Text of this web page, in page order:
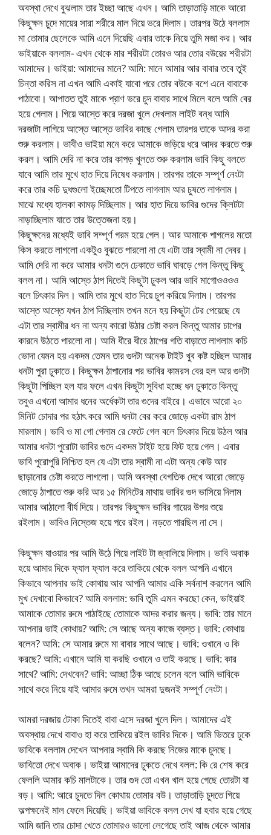
অবস্থা দেখে বুঝলাম তার ইচ্ছা আছে এখন। আমি তাড়াতাড়ি মাকে আরো
কিছুক্ষন চুদে মায়ের সারা শরীরে মাল দিয়ে ভরে দিলাম। তারপর উঠে বললাম
মা তোমার ছেলেকে আমি এনে দিয়েছি এবার তাকে নিয়ে তুমি মজা কর। আর
ভাইয়াকে বললাম- এখন থেকে মার শরীরটা তোরও আর তোর বউয়ের শরীরটা
আমাদের। ভাইয়া: আমাদের মানে? আমি: মানে আমার আর বাবার তবে তুই
চিন্তা করিস না এখন আমি একাই যাবো পরে তোর বউকে বশে এনে বাবাকে
পাঠাবো। আপাতত তুই মাকে প্রাণ ভরে চুদ বাবার সাথে মিলে বলে আমি বের
হয়ে গেলাম। গিয়ে আস্তে করে দরজা খুলে দেখলাম লাইট বন্ধ আমি
দরজাটা লাগিয়ে আস্তে আস্তে ভাবির কাছে গেলাম তারপর তাকে আদর করা
শুরু করলাম। ভাবীও ভাইয়া মনে করে আমাকে জড়িয়ে ধরে আদর করতে শুরু
করল। আমি দেরি না করে তার কাপড় খুলতে শুরু করলাম ভাবি কিছু বলতে
যাবে আমি তার মুখে হাত দিয়ে নিষেধ করলাম। তারপর তাকে সম্পূর্ণ নেংটা
করে তার কচি দুধগুলো ইচ্ছেমতো টিপতে লাগলাম আর চুষতে লাগলাম।
মাঝে মধ্যে হালকা কামড় দিচ্ছিলাম। আর হাত দিয়ে ভাবির গুদের ক্লিটটা
নাড়াচ্ছিলাম যাতে তার উত্তেজনা হয়।
কিছুক্ষনের মধ্যেই ভাবি সম্পূর্ণ গরম হয়ে গেল। আর আমাকে পাগলের মতো
কিস করতে লাগলো একটুও বুঝতে পারলো না যে এটা তার স্বামী না দেবর।
আমি দেরি না করে আমার ধনটা গুদে ঢেকাতে ভাবি ঘাবড়ে গেল কিন্তু কিছু
বলল না। আমি আস্তে ঠাপ দিতেই কিছুটা ঢুকল আর ভাবি মাগোওওওও
বলে চিৎকার দিল। আমি তার মুখে হাত দিয়ে চুপ করিয়ে দিলাম। তারপর
আস্তে আস্তে যখন ঠাপ দিচ্ছিলাম তখন মনে হয় কিছুটা টের পেয়েছে যে
এটা তার স্বামীর ধন না অন্য কারো উঠার চেষ্টা করল কিন্তু আমার চাপের
কারনে উঠতে পারলো না। আমি ধীরে ধীরে ঠাপের গতি বাড়াতে লাগলাম কচি
ভোদা যেমন হয় একদম তেমন তার গুদটা অনেক টাইট খুব কষ্ট হচ্ছিল আমার
ধনটা পুরা ঢুকাতে। কিছুক্ষন ঠাপানোর পর ভাবির কামরস বের হল আর গুদটা
কিছুটা পিচ্ছিল হল যার ফলে এখন কিছুটা সুবিধা হচ্ছে ধন ঢুকাতে কিন্তু
তবুও এখনো আমার ধনের অর্ধেকটা তার গুদের বাইরে। এভাবে আরো ২০
মিনিট চোদার পর হঠাৎ করে আমি ধনটা বের করে জোড়ে একটা রাম ঠাপ
মারলাম। ভাবি ও মা গো গেলাম রে ফেটে গেল বলে চিৎকার দিয়ে উঠল আর
আমার ধনটা পুরোটা ভাবির গুদে একদম টাইট হয়ে ফিট হয়ে গেল। এবার
ভাবি পুরোপুরি নিশ্চিত হল যে এটা তার স্বামী না এটা অন্য কেউ আর
ছাড়ানোর চেষ্টা করতে লাগলো। আমি অবস্থা বেগতিক দেখে আরো জোড়ে
জোড়ে ঠাপাতে শুরু করি আর ১৫ মিনিটের মাথায় ভাবির গুদ ভাসিয়ে দিলাম
আমার আঠালো বীর্য দিয়ে। তারপর কিছুক্ষন ভাবির গায়ের উপর শুয়ে
রইলাম। ভাবিও নিস্তেজ হয়ে পরে রইল। নড়তে পারছিল না সে।
কিছুক্ষন যাওয়ার পর আমি উঠে গিয়ে লাইট টা জ্বালিয়ে দিলাম। ভাবি অবাক
হয়ে আমার দিকে ফ্যাল ফ্যাল করে তাকিয়ে থেকে বলল আপনি এখানে
কিভাবে আপনার ভাই কোথায় আর আপনি আমার একি সর্বনাশ করলেন আমি
মুখ দেখাবো কিভাবে? আমি বললাম: ভাবি তুমি এমন করছো কেন, ভাইয়াই
আমাকে তোমার রুমে পাঠাইছে তোমাকে আদর করার জন্য। ভাবি: তার মানে
আপনার ভাই কোথায়? আমি: সে আছে অন্য কাজে ব্যস্ত। ভাবি: কোথায়
বলেন? আমি: সে আমার রুমে মা বাবার সাথে আছে। ভাবি: ওখানে ও কি
করছে? আমি: এখানে আমি যা করছি ওখানে ও তাই করছে। ভাবি: কার
সাথে? আমি: দেখবেন? ভাবি: আচ্ছা ঠিক আছে চলেন বলে আমি ভাবিকে
সাথে করে নিয়ে যাই আমার রুমে তখন আমরা দুজনই সম্পূর্ণ নেংটা।
আমরা দরজায় টোকা দিতেই বাবা এসে দরজা খুলে দিল। আমাদের এই
অবস্থায় দেখে বাবাও হা করে তাকিয়ে রইল ভাবির দিকে। আমি ভিতরে ঢুকে
ভাবিকে বললাম দেখেন আপনার স্বামি কি করছে নিজের মাকে চুদছে।
ভাবিতো দেখে অবাক। ভাইয়া আমাদের ঢুকতে দেখে বলল: কি রে শেষ করে
ফেললি আমার কচি মালটাকে। তার গুদ তো এখন খাল হয়ে গেছে তোরটা যা
বড়। আমি: আরে চুদতে দিল কোথায় তোমার বউ। তাড়াতাড়ি চুদতে গিয়ে
অল্পক্ষনেই মাল ফেলে দিয়েছি। ভাইয়া ভাবিকে বলল দেখ যা হবার হয়ে গেছে
আমি জানি তার চোদা খেতে তোমারও ভালো লেগেছে তাই আজ থেকে আমার